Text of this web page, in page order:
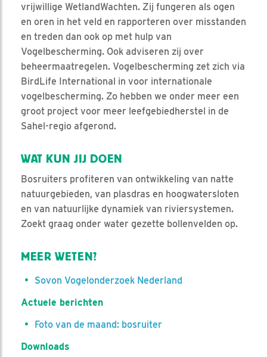
vrijwillige WetlandWachten. Zij fungeren als ogen
en oren in het veld en rapporteren over misstanden
en treden dan ook op met hulp van
Vogelbescherming. Ook adviseren zij over
beheermaatregelen. Vogelbescherming zet zich via
BirdLife International in voor internationale
vogelbescherming. Zo hebben we onder meer een
groot project voor meer leefgebiedherstel in de
Sahel-regio afgerond.
WAT KUN JIJ DOEN
Bosruiters profiteren van ontwikkeling van natte
natuurgebieden, van plasdras en hoogwatersloten
en van natuurlijke dynamiek van riviersystemen.
Zoekt graag onder water gezette bollenvelden op.
MEER WETEN?
Sovon Vogelonderzoek Nederland
Actuele berichten
Foto van de maand: bosruiter
Downloads